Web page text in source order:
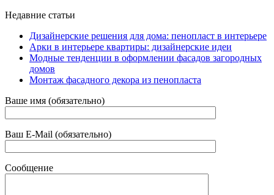
Недавние статьи
Дизайнерские решения для дома: пенопласт в интерьере
Арки в интерьере квартиры: дизайнерские идеи
Модные тенденции в оформлении фасадов загородных
домов
Монтаж фасадного декора из пенопласта
Ваше имя (обязательно)
Ваш E-Mail (обязательно)
Сообщение